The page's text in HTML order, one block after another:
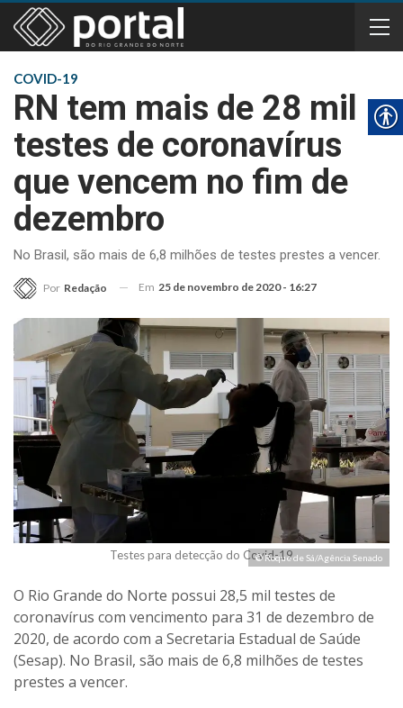
COVID-19
RN tem mais de 28 mil
testes de coronavírus
que vencem no fim de
dezembro
No Brasil, são mais de 6,8 milhões de testes prestes a vencer.
Por Redação Em 25 de novembro de 2020 - 16:27
Testes para detecção do Covid-19© Roque de Sá/Agência Senado
O Rio Grande do Norte possui 28,5 mil testes de
coronavírus com vencimento para 31 de dezembro de
2020, de acordo com a Secretaria Estadual de Saúde
(Sesap). No Brasil, são mais de 6,8 milhões de testes
prestes a vencer.